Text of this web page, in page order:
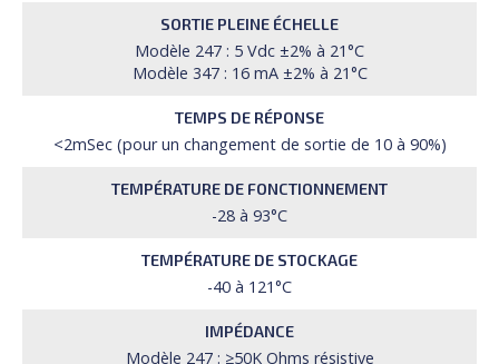
SORTIE PLEINE ÉCHELLE
Modèle 247 : 5 Vdc ±2% à 21°C
Modèle 347 : 16 mA ±2% à 21°C
TEMPS DE RÉPONSE
<2mSec (pour un changement de sortie de 10 à 90%)
TEMPÉRATURE DE FONCTIONNEMENT
-28 à 93°C
TEMPÉRATURE DE STOCKAGE
-40 à 121°C
IMPÉDANCE
Modèle 247 : ≥50K Ohms résistive